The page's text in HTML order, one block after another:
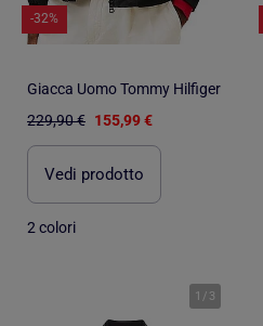
-32%
Giacca Uomo Tommy Hilfiger
229,90 € 155,99 €
Vedi prodotto
2 colori
1 / 3